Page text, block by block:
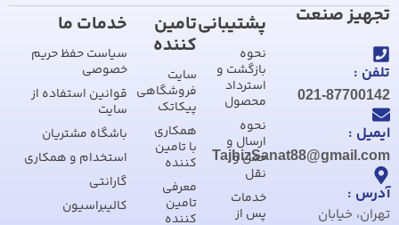
تجهیز صنعت
تلفن :
021-87700142
ایمیل :
TajhizSanat88@gmail.com
آدرس :
تهران، خیابان
پشتیبانی
نحوه
بازگشت و
استرداد
محصول
نحوه
ارسال و
حمل و
نقل
خدمات
پس از
تامین
کننده
سایت
فروشگاهی
پیکاتک
همکاری
با تامین
کننده
معرفی
تامین
کننده
خدمات ما
سیاست حفظ حریم
خصوصی
قوانین استفاده از
سایت
باشگاه مشتریان
استخدام و همکاری
گارانتی
کالیبراسیون